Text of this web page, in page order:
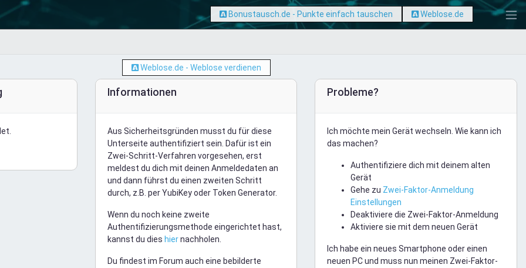
Bonustausch.de - Punkte einfach tauschen Weblose.de
Weblose.de - Weblose verdienen
Informationen
Aus Sicherheitsgründen musst du für diese
Unterseite authentifiziert sein. Dafür ist ein
Zwei-Schritt-Verfahren vorgesehen, erst
meldest du dich mit deinen Anmeldedaten an
und dann führst du einen zweiten Schritt
durch, z.B. per YubiKey oder Token Generator.
Wenn du noch keine zweite
Authentifizierungsmethode eingerichtet hast,
kannst du dies hiernachholen.
Du findest im Forum auch eine bebilderte
Probleme?
Ich möchte mein Gerät wechseln. Wie kann ich
das machen?
Authentifiziere dich mit deinem alten
Gerät
Gehe zu Zwei-Faktor-Anmeldung
Einstellungen
Deaktiviere die Zwei-Faktor-Anmeldung
Aktiviere sie mit dem neuen Gerät
Ich habe ein neues Smartphone oder einen
neuen PC und muss nun meinen Zwei-Faktor-